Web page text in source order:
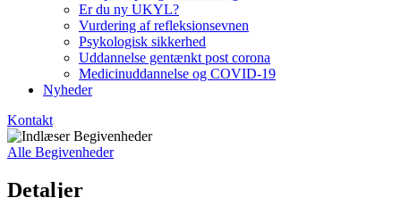
Er du ny UKYL?
Vurdering af refleksionsevnen
Psykologisk sikkerhed
Uddannelse gentænkt post corona
Medicinuddannelse og COVID-19
Nyheder
Kontakt
Alle Begivenheder
Detaljer